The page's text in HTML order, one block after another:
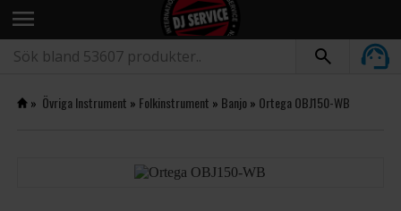
menu
» Övriga Instrument » Folkinstrument » Banjo» Ortega OBJ150-WB